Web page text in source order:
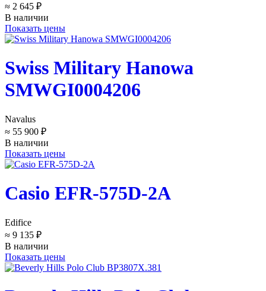
≈ 2 645 ₽
В наличии
Показать цены
Swiss Military Hanowa
SMWGI0004206
Navalus
≈ 55 900 ₽
В наличии
Показать цены
Casio EFR-575D-2A
Edifice
≈ 9 135 ₽
В наличии
Показать цены